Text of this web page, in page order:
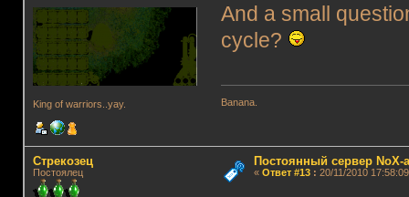
King of warriors..yay.
And a small
cycle?
Banana.
Стрекозец
Постоялец
Постоянный сервер NoX-а
« Ответ #13: 20/11/2010